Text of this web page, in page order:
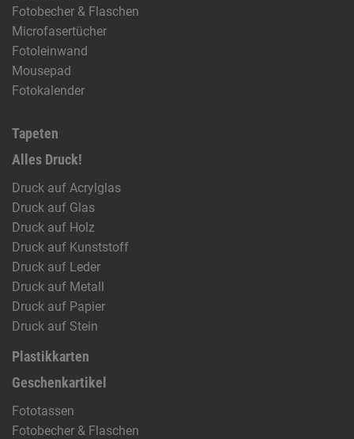
Fotobecher & Flaschen
Microfasertücher
Fotoleinwand
Mousepad
Fotokalender
Tapeten
Alles Druck!
Druck auf Acrylglas
Druck auf Glas
Druck auf Holz
Druck auf Kunststoff
Druck auf Leder
Druck auf Metall
Druck auf Papier
Druck auf Stein
Plastikkarten
Geschenkartikel
Fototassen
Fotobecher & Flaschen